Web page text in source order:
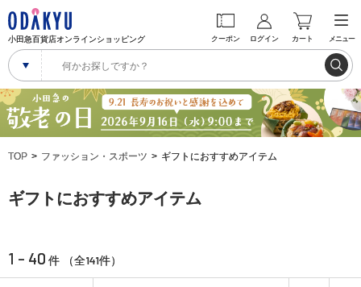
小田急百貨店オンラインショッピング クーポン ログイン カート メニュー
TOP ファッション・スポーツ ギフトにおすすめアイテム
ギフトにおすすめアイテム
1 - 40 件 （全141件）